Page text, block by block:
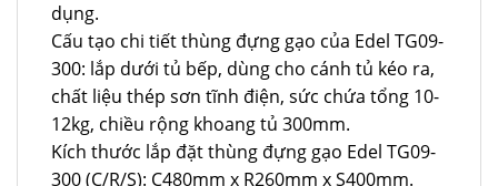
dụng.
Cấu tạo chi tiết thùng đựng gạo của Edel TG09-
300: lắp dưới tủ bếp, dùng cho cánh tủ kéo ra,
chất liệu thép sơn tĩnh điện, sức chứa tổng 10-
12kg, chiều rộng khoang tủ 300mm.
Kích thước lắp đặt thùng đựng gạo Edel TG09-
300 (C/R/S): C480mm x R260mm x S400mm.